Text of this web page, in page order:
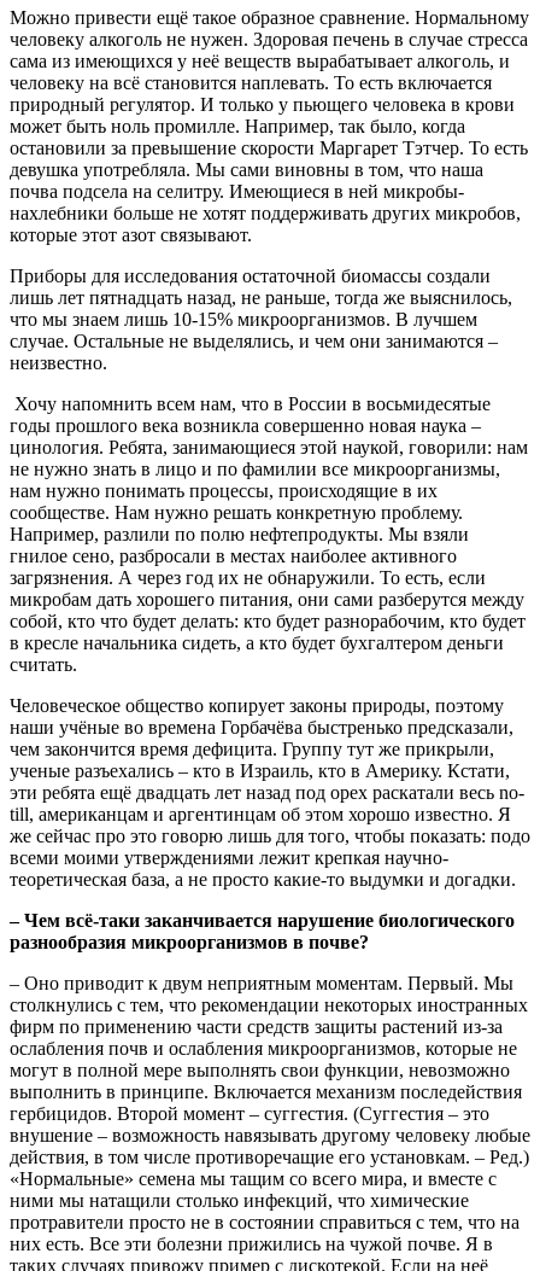
Можно привести ещё такое образное сравнение. Нормальному
человеку алкоголь не нужен. Здоровая печень в случае стресса
сама из имеющихся у неё веществ вырабатывает алкоголь, и
человеку на всё становится наплевать. То есть включается
природный регулятор. И только у пьющего человека в крови
может быть ноль промилле. Например, так было, когда
остановили за превышение скорости Маргарет Тэтчер. То есть
девушка употребляла. Мы сами виновны в том, что наша
почва подсела на селитру. Имеющиеся в ней микробы-
нахлебники больше не хотят поддерживать других микробов,
которые этот азот связывают.
Приборы для исследования остаточной биомассы создали
лишь лет пятнадцать назад, не раньше, тогда же выяснилось,
что мы знаем лишь 10-15% микроорганизмов. В лучшем
случае. Остальные не выделялись, и чем они занимаются –
неизвестно.
Хочу напомнить всем нам, что в России в восьмидесятые
годы прошлого века возникла совершенно новая наука –
цинология. Ребята, занимающиеся этой наукой, говорили: нам
не нужно знать в лицо и по фамилии все микроорганизмы,
нам нужно понимать процессы, происходящие в их
сообществе. Нам нужно решать конкретную проблему.
Например, разлили по полю нефтепродукты. Мы взяли
гнилое сено, разбросали в местах наиболее активного
загрязнения. А через год их не обнаружили. То есть, если
микробам дать хорошего питания, они сами разберутся между
собой, кто что будет делать: кто будет разнорабочим, кто будет
в кресле начальника сидеть, а кто будет бухгалтером деньги
считать.
Человеческое общество копирует законы природы, поэтому
наши учёные во времена Горбачёва быстренько предсказали,
чем закончится время дефицита. Группу тут же прикрыли,
ученые разъехались – кто в Израиль, кто в Америку. Кстати,
эти ребята ещё двадцать лет назад под орех раскатали весь no-
till, американцам и аргентинцам об этом хорошо известно. Я
же сейчас про это говорю лишь для того, чтобы показать: подо
всеми моими утверждениями лежит крепкая научно-
теоретическая база, а не просто какие-то выдумки и догадки.
– Чем всё-таки заканчивается нарушение биологического
разнообразия микроорганизмов в почве?
– Оно приводит к двум неприятным моментам. Первый. Мы
столкнулись с тем, что рекомендации некоторых иностранных
фирм по применению части средств защиты растений из-за
ослабления почв и ослабления микроорганизмов, которые не
могут в полной мере выполнять свои функции, невозможно
выполнить в принципе. Включается механизм последействия
гербицидов. Второй момент – суггестия. (Суггестия – это
внушение – возможность навязывать другому человеку любые
действия, в том числе противоречащие его установкам. – Ред.)
«Нормальные» семена мы тащим со всего мира, и вместе с
ними мы натащили столько инфекций, что химические
протравители просто не в состоянии справиться с тем, что на
них есть. Все эти болезни прижились на чужой почве. Я в
таких случаях привожу пример с дискотекой. Если на неё